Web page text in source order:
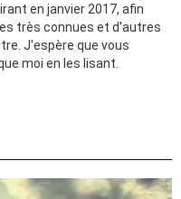
en janvier 2017, afin
très connues et d'autres
J'espère que vous
moi en les lisant.